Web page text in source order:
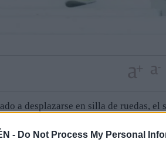
- Do Not Process My Personal
a desplazarse en silla de ruedas, el
muy cuesta arriba. “Voy porque
el hombre. “Lo peor es cuando
tres o cuatro amigos hasta mi fila,